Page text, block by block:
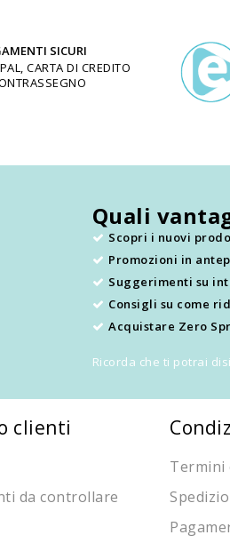
SICURI
CARTA DI CREDITO
Quali
Scopri i nuovi
Promozioni in
Suggerimenti su
Consigli su come
Acquistare Zero
Ricorda che ti potrai
clienti
da controllare
Termini